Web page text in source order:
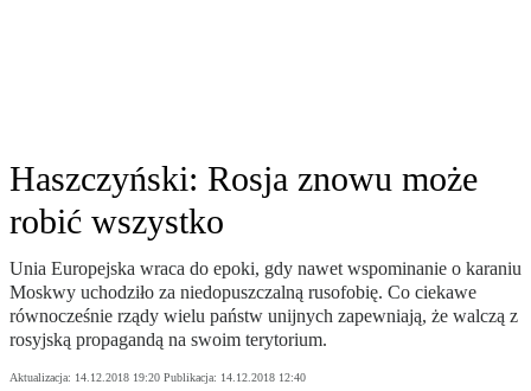
Haszczyński: Rosja znowu może
robić wszystko
Unia Europejska wraca do epoki, gdy nawet wspominanie o karaniu
Moskwy uchodziło za niedopuszczalną rusofobię. Co ciekawe
równocześnie rządy wielu państw unijnych zapewniają, że walczą z
rosyjską propagandą na swoim terytorium.
Aktualizacja: 14.12.2018 19:20 Publikacja: 14.12.2018 12:40